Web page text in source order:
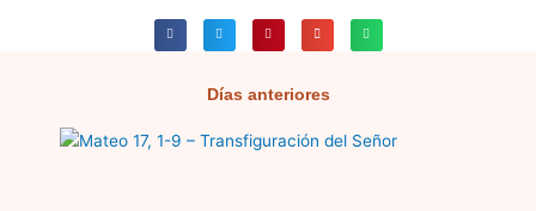
Días anteriores
PáginaPáginaPáginaPáginaPágina